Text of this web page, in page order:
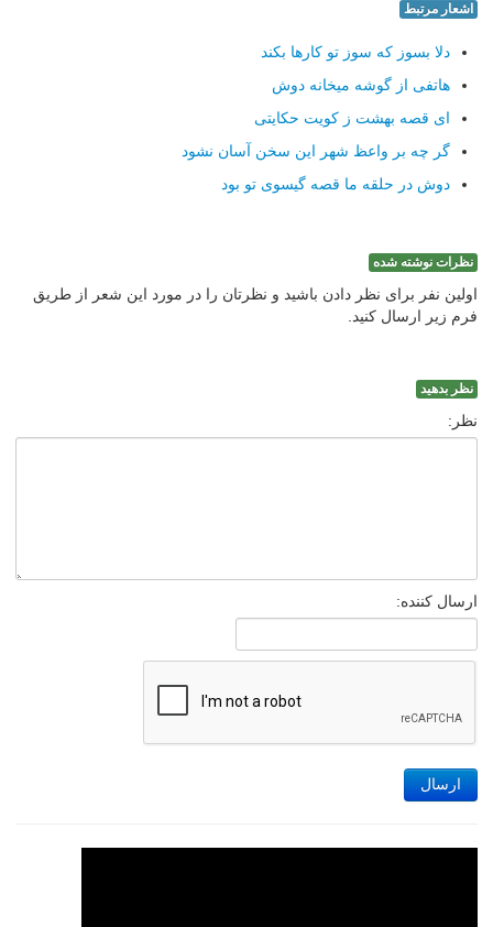
اشعار مرتبط
دلا بسوز که سوز تو کارها بکند
هاتفی از گوشه میخانه دوش
ای قصه بهشت ز کویت حکایتی
گر چه بر واعظ شهر این سخن آسان نشود
دوش در حلقه ما قصه گیسوی تو بود
نظرات نوشته شده
اولین نفر برای نظر دادن باشید و نظرتان را در مورد این شعر از طریق
فرم زیر ارسال کنید.
نظر بدهید
نظر:
ارسال کننده:
ارسال